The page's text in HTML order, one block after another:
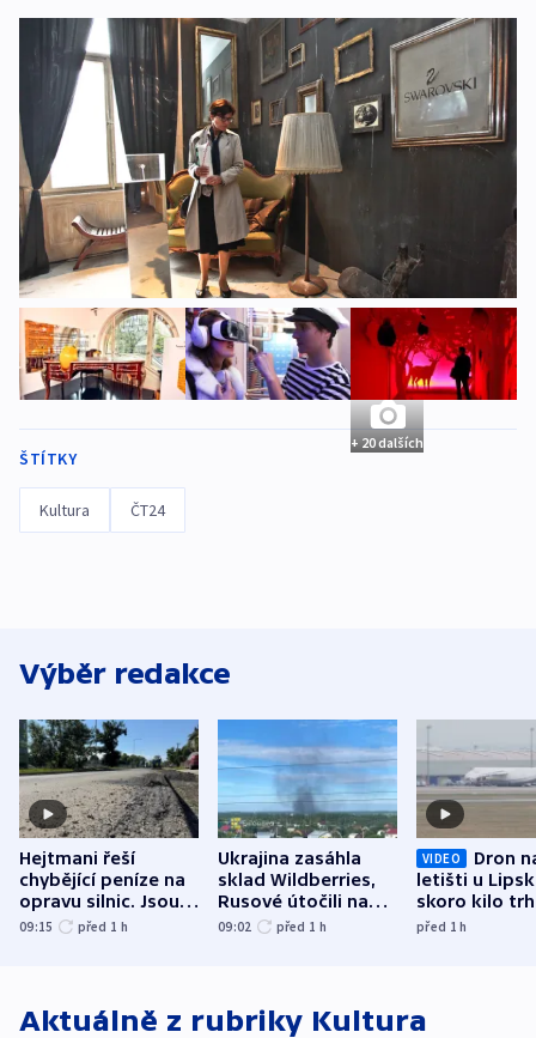
+ 20 dalších
ŠTÍTKY
Kultura ČT24
Výběr redakce
Hejtmani řeší
chybějící peníze na
opravu silnic. Jsou
nenárokové, namítá
09:15 před 1 h
Ukrajina zasáhla
sklad Wildberries,
Rusové útočili na
trh, hasiče či
09:02 před 1 h
VIDEO
Dron
letišti u
skoro kilo
indicie
před 1h
Aktuálně z rubriky Kultura